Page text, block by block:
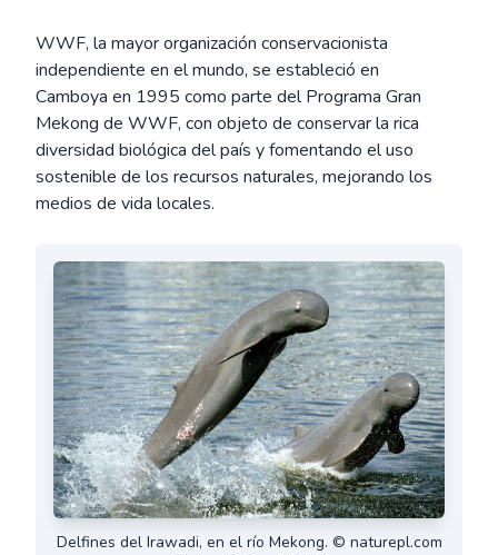
WWF, la mayor organización conservacionista
independiente en el mundo, se estableció en
Camboya en 1995 como parte del Programa Gran
Mekong de WWF, con objeto de conservar la rica
diversidad biológica del país y fomentando el uso
sostenible de los recursos naturales, mejorando los
medios de vida locales.
Delfines del Irawadi, en el río Mekong. © naturepl.com